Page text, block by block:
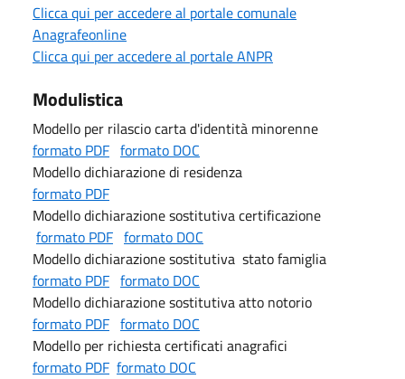
Clicca qui per accedere al portale comunale
Anagrafeonline
Clicca qui per accedere al portale ANPR
Modulistica
Modello per rilascio carta d'identità minorenne
formato PDF formato DOC
Modello dichiarazione di residenza
formato PDF
Modello dichiarazione sostitutiva certificazione
formato PDF formato DOC
Modello dichiarazione sostitutiva stato famiglia
formato PDF formato DOC
Modello dichiarazione sostitutiva atto notorio
formato PDF formato DOC
Modello per richiesta certificati anagrafici
formato PDF formato DOC